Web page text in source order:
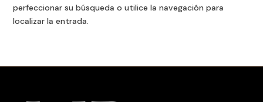
perfeccionar su búsqueda o utilice la navegación para
localizar la entrada.